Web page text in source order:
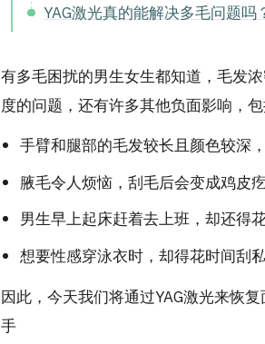
YAG激光真的能解决多毛问题吗
有多毛困扰的男生女生都知道，毛发
度的问题，还有许多其他负面影响，
手臂和腿部的毛发较长且颜色较深
腋毛令人烦恼，刮毛后会变成鸡皮
男生早上起床赶着去上班，却还得
想要性感穿泳衣时，却得花时间刮
因此，今天我们将通过YAG激光来恢
手